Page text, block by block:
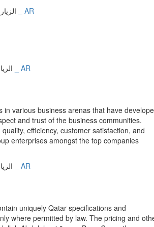
uniquely Qatar specifications and
where permitted by law. The pricing and other
Abdulghani &amp; Bros. Co. or the
Bros. Co. or the applicable Affiliate are
described on this Site are only available
in the description of the promotional
الزيارات: 16337 |عربي _ AR
Co